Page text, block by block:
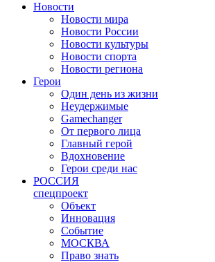
Новости
Новости мира
Новости России
Новости культуры
Новости спорта
Новости региона
Герои
Один день из жизни
Неудержимые
Gamechanger
От первого лица
Главный герой
Вдохновение
Герои среди нас
РОССИЯ
спецпроект
Объект
Инновация
Событие
МОСКВА
Право знать